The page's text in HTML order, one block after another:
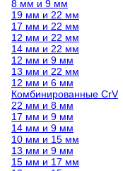
8 мм и 9 мм
19 мм и 22 мм
17 мм и 22 мм
12 мм и 22 мм
14 мм и 22 мм
12 мм и 9 мм
13 мм и 22 мм
12 мм и 6 мм
Комбинированные CrV
22 мм и 8 мм
17 мм и 9 мм
14 мм и 9 мм
10 мм и 15 мм
13 мм и 9 мм
15 мм и 17 мм